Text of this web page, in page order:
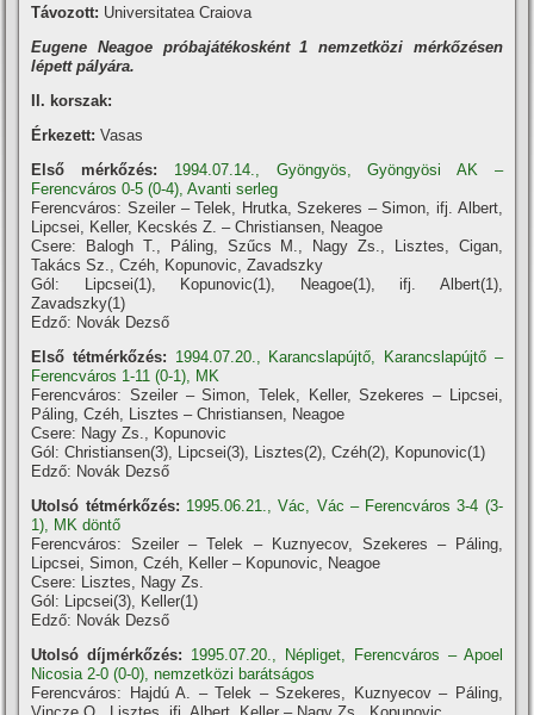
Távozott: Universitatea Craiova
Eugene Neagoe próbajátékosként 1 nemzetközi mérkőzésen
lépett pályára.
II. korszak:
Érkezett:Vasas
Első mérkőzés:
1994.07.14., Gyöngyös, Gyöngyösi AK –
Ferencváros 0-5 (0-4), Avanti serleg
Ferencváros: Szeiler – Telek, Hrutka, Szekeres – Simon, ifj. Albert,
Lipcsei, Keller, Kecskés Z. – Christiansen, Neagoe
Csere: Balogh T., Páling, Szűcs M., Nagy Zs., Lisztes, Cigan,
Takács Sz., Czéh, Kopunovic, Zavadszky
Gól: Lipcsei(1), Kopunovic(1), Neagoe(1), ifj. Albert(1),
Zavadszky(1)
Edző: Novák Dezső
Első tétmérkőzés: 1994.07.20., Karancslapújtő, Karancslapújtő –
Ferencváros 1-11 (0-1), MK
Ferencváros: Szeiler – Simon, Telek, Keller, Szekeres – Lipcsei,
Páling, Czéh, Lisztes – Christiansen, Neagoe
Csere: Nagy Zs., Kopunovic
Gól: Christiansen(3), Lipcsei(3), Lisztes(2), Czéh(2), Kopunovic(1)
Edző: Novák Dezső
Utolsó tétmérkőzés: 1995.06.21., Vác, Vác – Ferencváros 3-4 (3-
1), MK döntő
Ferencváros: Szeiler – Telek – Kuznyecov, Szekeres – Páling,
Lipcsei, Simon, Czéh, Keller – Kopunovic, Neagoe
Csere: Lisztes, Nagy Zs.
Gól: Lipcsei(3), Keller(1)
Edző: Novák Dezső
Utolsó díjmérkőzés: 1995.07.20., Népliget, Ferencváros – Apoel
Nicosia 2-0 (0-0), nemzetközi barátságos
Ferencváros: Hajdú A. – Telek – Szekeres, Kuznyecov – Páling,